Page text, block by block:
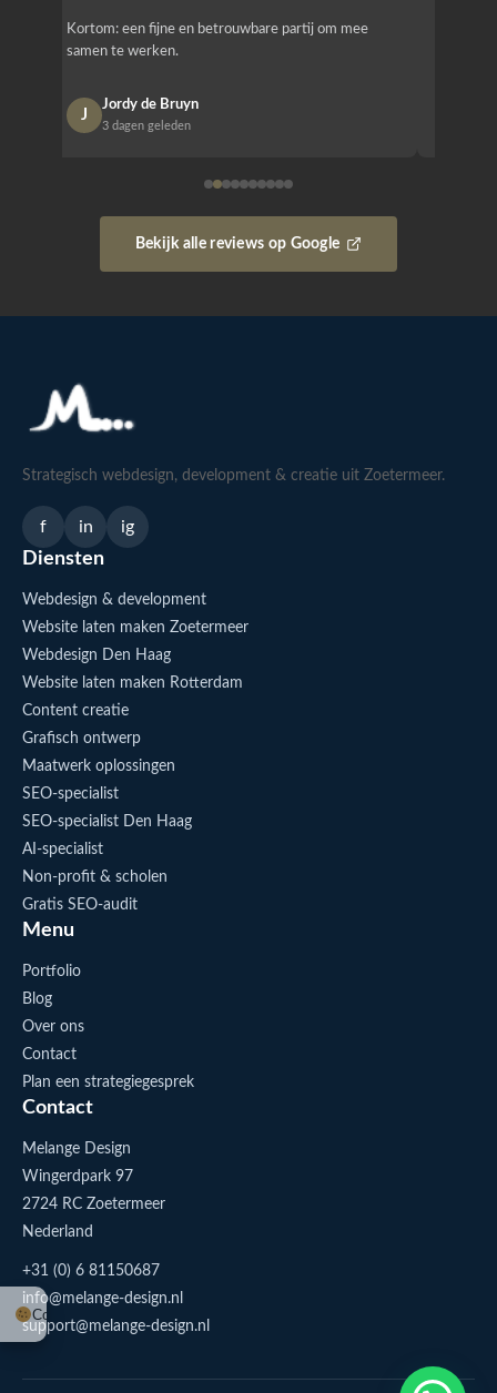
Kortom: een fijne en betrouwbare partij om mee
samen te werken.
J
Jordy de Bruyn
3 dagen geleden
Bekijk alle reviews op Google
Cookie-instellingen
Strategisch webdesign, development & creatie uit Zoetermeer.
f in ig
Diensten
Webdesign & development
Website laten maken Zoetermeer
Webdesign Den Haag
Website laten maken Rotterdam
Content creatie
Grafisch ontwerp
Maatwerk oplossingen
SEO-specialist
SEO-specialist Den Haag
AI-specialist
Non-profit & scholen
Gratis SEO-audit
Menu
Portfolio
Blog
Over ons
Contact
Plan een strategiegesprek
Contact
Melange Design
Wingerdpark 97
2724 RC Zoetermeer
Nederland
+31 (0) 6 81150687
info@melange-design.nl
support@melange-design.nl